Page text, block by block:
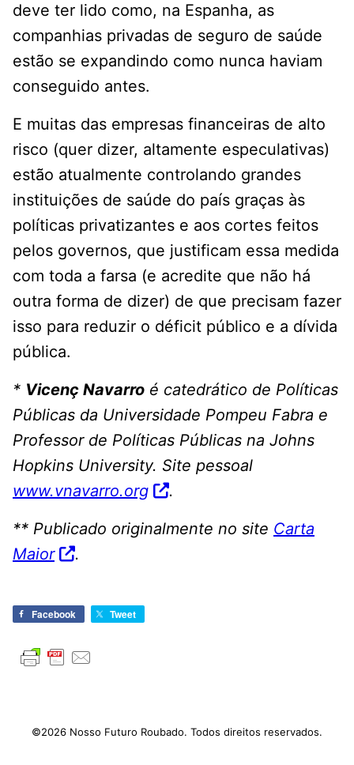
deve ter lido como, na Espanha, as
companhias privadas de seguro de saúde
estão se expandindo como nunca haviam
conseguido antes.
E muitas das empresas financeiras de alto
risco (quer dizer, altamente especulativas)
estão atualmente controlando grandes
instituições de saúde do país graças às
políticas privatizantes e aos cortes feitos
pelos governos, que justificam essa medida
com toda a farsa (e acredite que não há
outra forma de dizer) de que precisam fazer
isso para reduzir o déficit público e a dívida
pública.
* Vicenç Navarro é catedrático de Políticas
Públicas da Universidade Pompeu Fabra e
Professor de Políticas Públicas na Johns
Hopkins University. Site pessoal
www.vnavarro.org
.
** Publicado originalmente no site Carta
Maior
.
Facebook Tweet
©2026 Nosso Futuro Roubado. Todos direitos reservados.